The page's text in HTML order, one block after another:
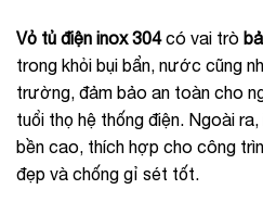
Vỏ tủ điện inox 304có vai trò
trong khỏi bụi bẩn, nước cũng
trường, đảm bảo an toàn cho
tuổi thọ hệ thống điện. Ngoài
bền cao, thích hợp cho công
đẹp và chống gỉ sét tốt.